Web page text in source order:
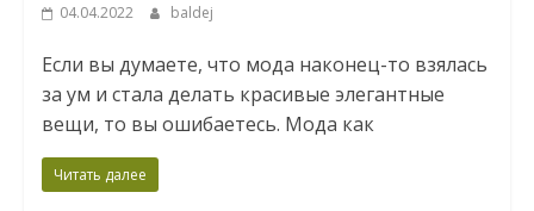
04.04.2022 baldej
Если вы думаете, что мода наконец-то взялась
за ум и стала делать красивые элегантные
вещи, то вы ошибаетесь. Мода как
Читать далее